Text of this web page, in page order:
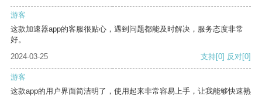
游客
这款加速器app的客服很贴心，遇到问题都能及时解决，服务态度非常
好。
2024-03-25
支持[0] 反对[0]
游客
这款app的用户界面简洁明了，使用起来非常容易上手，让我能够快速熟